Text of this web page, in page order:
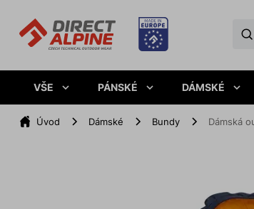
VŠE PÁNSKÉ DÁMSKÉ
Úvod Dámské Bundy Dámská